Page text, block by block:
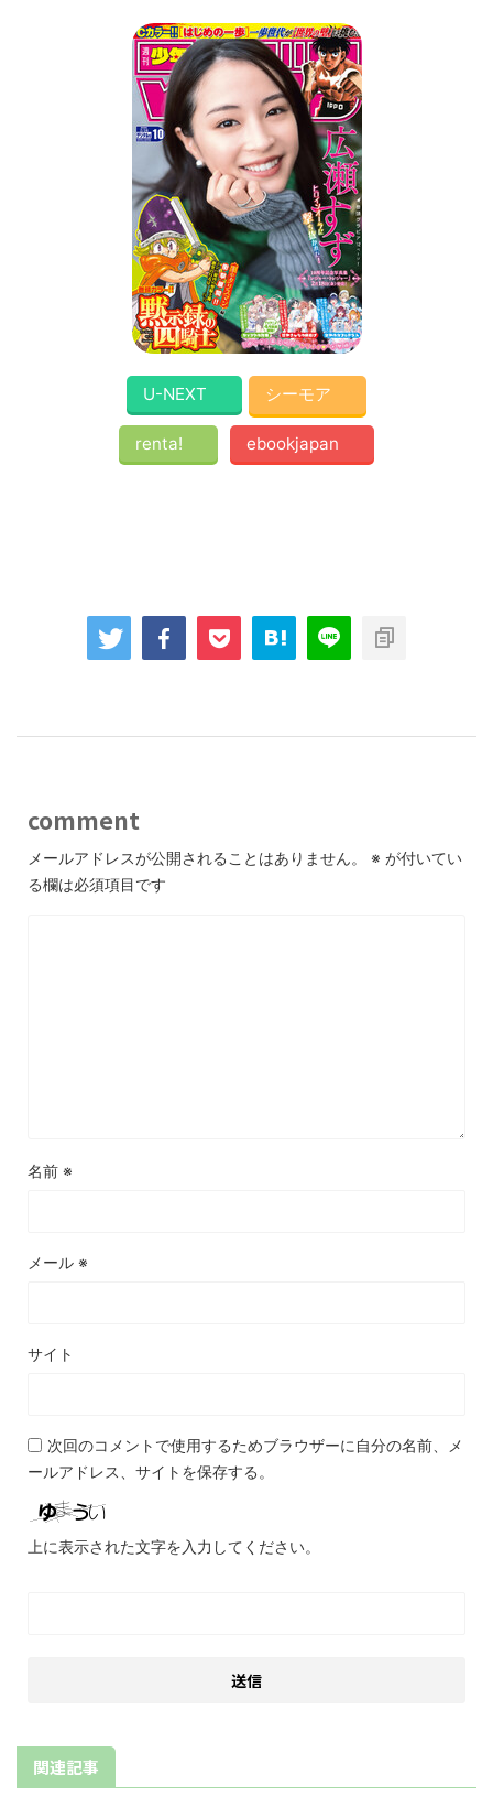
U-NEXT シーモア
renta! ebookjapan
comment
メールアドレスが公開されることはありません。 ※ が付いてい
る欄は必須項目です
名前 ※
メール ※
サイト
次回のコメントで使用するためブラウザーに自分の名前、メ
ールアドレス、サイトを保存する。
上に表示された文字を入力してください。
関連記事